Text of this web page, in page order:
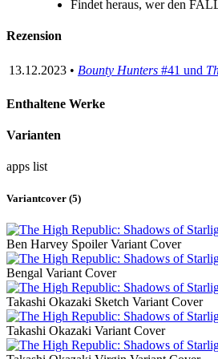
Findet heraus, wer den
Rezension
13.12.2023 • Bounty Hunters #41 und
Enthaltene Werke
Varianten
apps list
Variantcover (5)
Ben Harvey Spoiler Variant Cover
Bengal Variant Cover
Takashi Okazaki Sketch Variant Cover
Takashi Okazaki Variant Cover